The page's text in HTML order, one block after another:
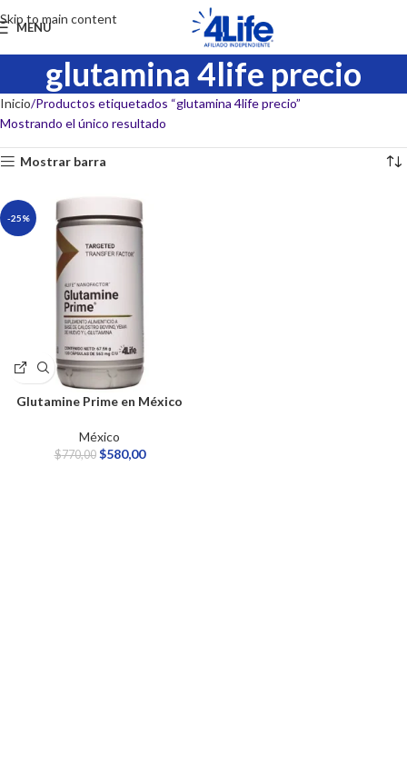
Skip to main content
MENU
glutamina 4life precio
Inicio Productos etiquetados “glutamina 4life precio”
Mostrando el único resultado
Mostrar barra
-25%
Glutamine Prime en México
México
$770,00 $580,00